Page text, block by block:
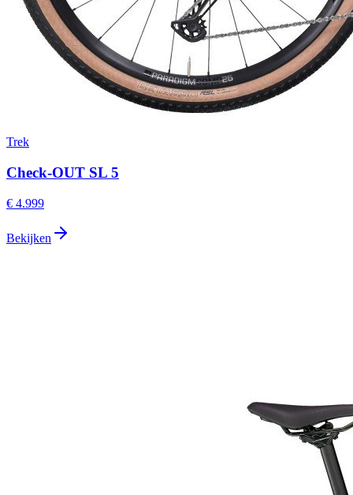
Trek
Check-OUT SL 5
€ 4.999
Bekijken